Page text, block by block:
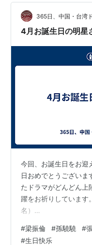
Ming-、秀麗伝～美し
雲伝～） ・張晚意さ
虹の如く～、マイ・デ
365日、中国・台湾
4月お誕生日の明星
今回、お誕生日をお迎
日おめでとうござい
たドラマがどんどん上
躍をお祈りしています
名）
4/22 ・梁振倫さん （
#梁振倫 #孫驍驍 #
#生日快乐